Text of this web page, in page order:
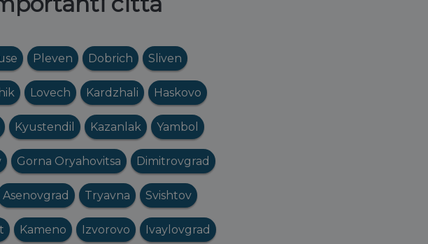
Pleven Dobrich Sliven
Lovech Kardzhali Haskovo
Kyustendil Kazanlak Yambol
Gorna Oryahovitsa Dimitrovgrad
Asenovgrad Tryavna Svishtov
Kameno Izvorovo Ivaylovgrad